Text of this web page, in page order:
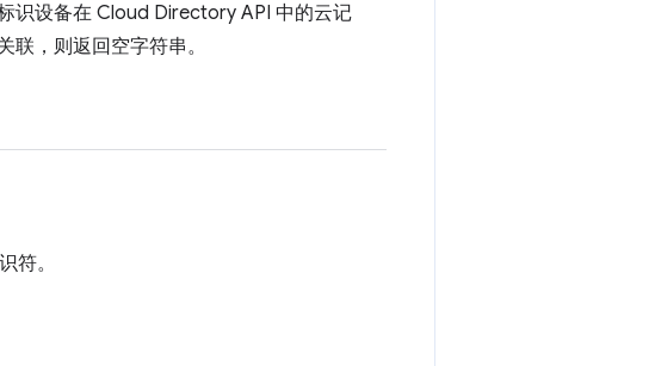
识设备在 Cloud Directory API 中的云记
，则返回空字符串。
符。